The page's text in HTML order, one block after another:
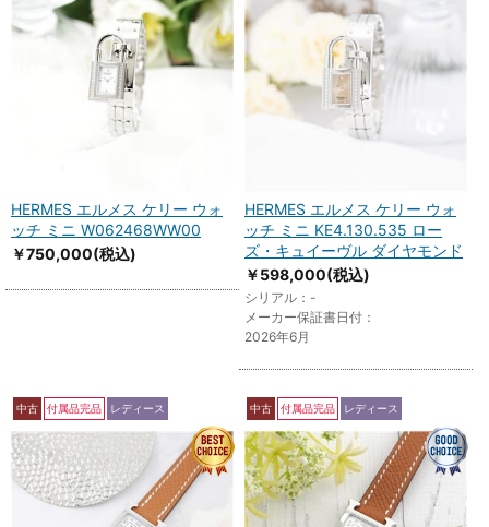
HERMES エルメス ケリー ウォ
ッチ ミニ W062468WW00
￥750,000(税込)
HERMES エルメス ケリー ウォ
ッチ ミニ KE4.130.535 ロー
ズ・キュイーヴル ダイヤモンド
￥598,000(税込)
シリアル：-
メーカー保証書日付：
2026年6月
中古 付属品完品 レディース 中古 付属品完品 レディース